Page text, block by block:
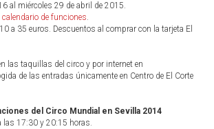
al miércoles 29 de abril de 2015.
calendario de funciones.
a 35 euros. Descuentos al comprar con la tarjeta El
las taquillas del circo y por internet en
de las entradas únicamente en Centro de El Corte
del Circo Mundial en Sevilla 2014
las 17:30 y 20:15 horas.